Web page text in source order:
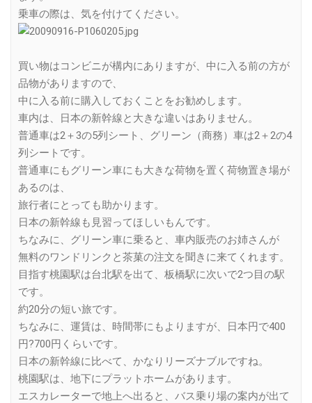
乗車の際は、気を付けてください。
買い物はコンビニが構内にありますが、中に入る前の方が
品物がありますので、
中に入る前に購入しておくことをお勧めします。
車内は、日本の新幹線と大きな違いはありません。
普通車は2＋3の5列シート、グリーン（商務）車は2＋2の4
列シートです。
普通車にもグリーン車にも大きな荷物を置く荷物置き場が
あるのは、
旅行者にとっても助かります。
日本の新幹線も見習ってほしいもんです。
ちなみに、グリーン車に乗ると、車内販売のお姉さんが
無料のワンドリンクと茶菓の注文を聞きに来てくれます。
目指す桃園駅は台北駅を出て、板橋駅に次いで2つ目の駅
です。
約20分の短い旅です。
ちなみに、運賃は、時間帯にもよりますが、日本円で400
円?700円くらいです。
日本の新幹線に比べて、かなりリーズナブルですね。
桃園駅は、地下にプラットホームがあります。
エスカレーターで地上へ出ると、バス乗り場の案内が出て